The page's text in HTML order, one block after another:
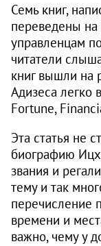
Семь книг,
переведены
управленцам
читатели
книг вышли на
Адизеса легко
Fortune,
Эта статья не
биографию
звания и
тему и так
перечисление
времени и
важно, чему у